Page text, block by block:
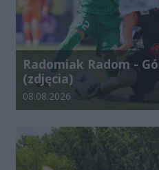
Radomiak Radom -
(zdjęcia)
Data dodania galerii:
08.08.2026